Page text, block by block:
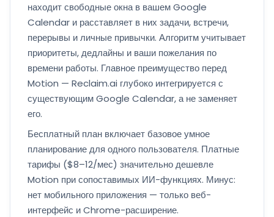
находит свободные окна в вашем Google
Calendar и расставляет в них задачи, встречи,
перерывы и личные привычки. Алгоритм учитывает
приоритеты, дедлайны и ваши пожелания по
времени работы. Главное преимущество перед
Motion — Reclaim.ai глубоко интегрируется с
существующим Google Calendar, а не заменяет
его.
Бесплатный план включает базовое умное
планирование для одного пользователя. Платные
тарифы ($8–12/мес) значительно дешевле
Motion при сопоставимых ИИ-функциях. Минус:
нет мобильного приложения — только веб-
интерфейс и Chrome-расширение.